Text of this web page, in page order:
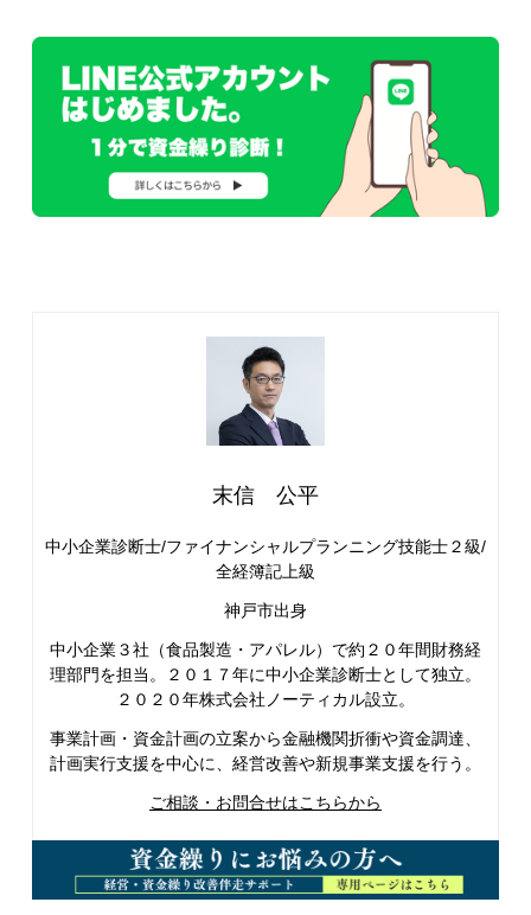
末信 公平
中小企業診断士/ファイナンシャルプランニング技能士２級/
全経簿記上級
神戸市出身
中小企業３社（食品製造・アパレル）で約２０年間財務経
理部門を担当。２０１７年に中小企業診断士として独立。
２０２０年株式会社ノーティカル設立。
事業計画・資金計画の立案から金融機関折衝や資金調達、
計画実行支援を中心に、経営改善や新規事業支援を行う。
ご相談・お問合せはこちらから